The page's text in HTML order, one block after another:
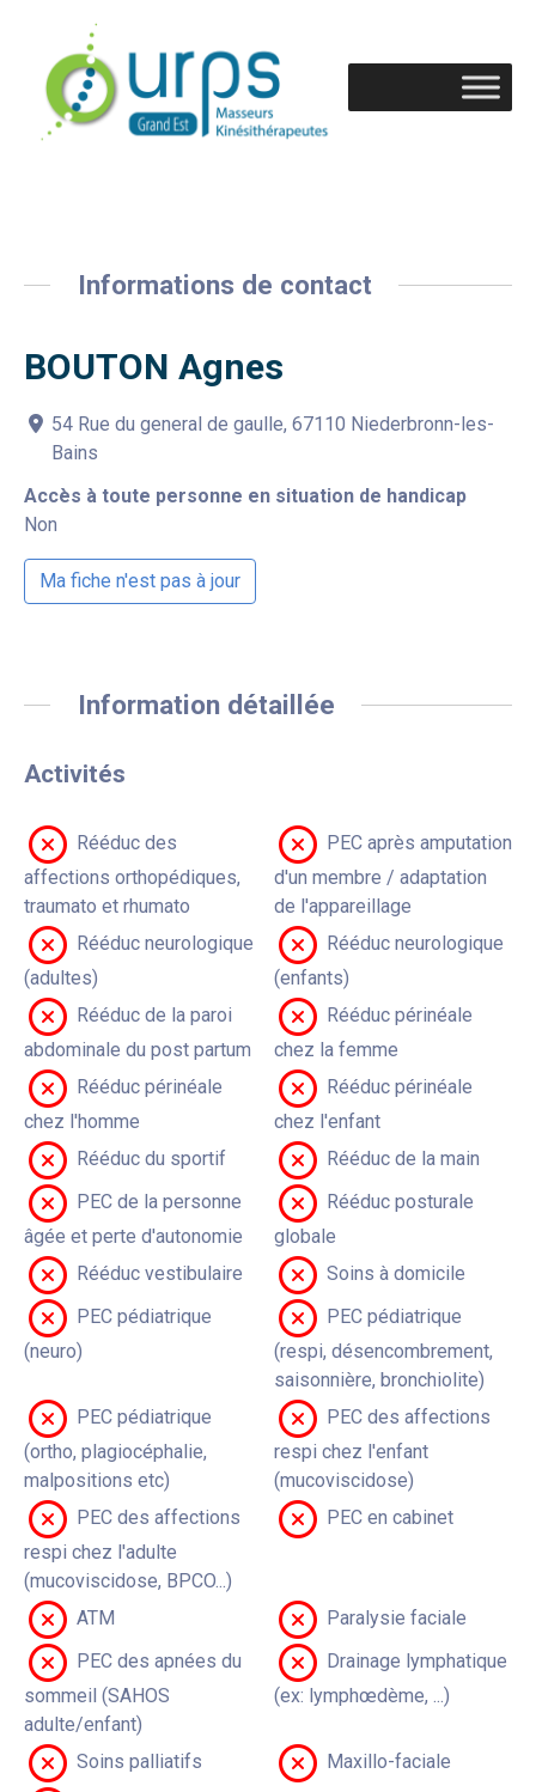
Informations de contact
BOUTON Agnes
54 Rue du general de gaulle, 67110 Niederbronn-les-
Bains
Accès à toute personne en situation de handicap
Non
Ma fiche n'est pas à jour
Information détaillée
Activités
Rééduc des
affections orthopédiques,
traumato et rhumato
PEC après amputation
d'un membre / adaptation
de l'appareillage
Rééduc neurologique
(adultes)
Rééduc neurologique
(enfants)
Rééduc de la paroi
abdominale du post partum
Rééduc périnéale
chez la femme
Rééduc périnéale
chez l'homme
Rééduc périnéale
chez l'enfant
Rééduc du sportif
Rééduc de la main
PEC de la personne
âgée et perte d'autonomie
Rééduc posturale
globale
Rééduc vestibulaire
Soins à domicile
PEC pédiatrique
(neuro)
PEC pédiatrique
(respi, désencombrement,
saisonnière, bronchiolite)
PEC pédiatrique
(ortho, plagiocéphalie,
malpositions etc)
PEC des affections
respi chez l'enfant
(mucoviscidose)
PEC des affections
respi chez l'adulte
(mucoviscidose, BPCO...)
PEC en cabinet
ATM
Paralysie faciale
PEC des apnées du
sommeil (SAHOS
adulte/enfant)
Drainage lymphatique
(ex: lymphœdème, ...)
Soins palliatifs
Maxillo-faciale